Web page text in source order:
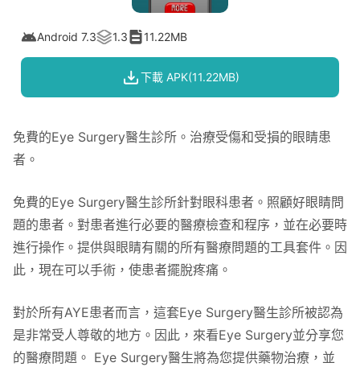
Android 7.3 1.3 11.22MB
下載 APK(11.22MB)
免費的Eye Surgery醫生診所。治療受傷和受損的眼睛患
者。
免費的Eye Surgery醫生診所針對眼科患者。照顧好眼睛問
題的患者。對患者進行必要的醫療檢查和程序，並在必要時
進行操作。提供與眼睛有關的所有醫療問題的工具套件。因
此，現在可以手術，使患者擺脫疼痛。
對於所有AYE患者而言，這套Eye Surgery醫生診所被認為
是非常受人尊敬的地方。因此，來看Eye Surgery並分享您
的醫療問題。 Eye Surgery醫生將為您提供藥物治療，並